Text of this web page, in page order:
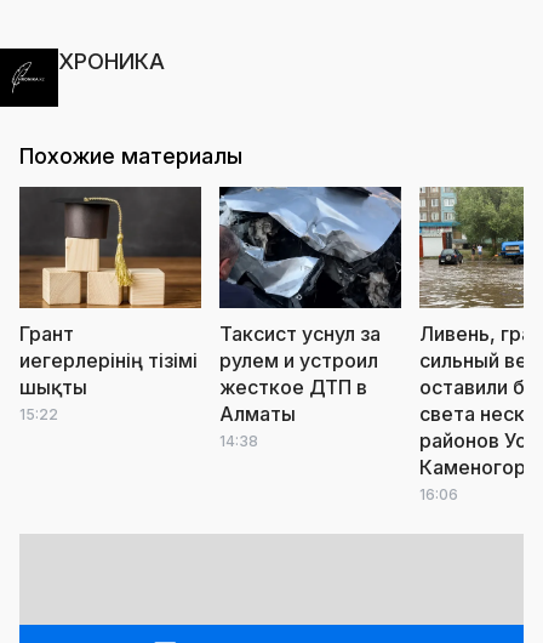
ХРОНИКА
Похожие материалы
Грант
иегерлерінің тізімі
шықты
15:22
Таксист уснул за
рулем и устроил
жесткое ДТП в
Алматы
14:38
Ливень,
сильный
оставили
света
районов
16:06